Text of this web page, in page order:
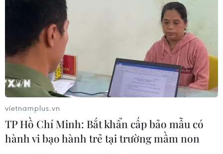
Các bước điều tra nhằm tìm ra nguyên nhân vụ hỏa
hoạn tại Nhà thờ Đức Bà Paris sẽ phải kéo dài vài tuần,
thậm chí vài tháng và nghi ngờ vẫn đang hướng về
công trường tôn tạo phần mái Nhà thờ.
vietnamplus.vn
TP Hồ Chí Minh: Bắt khẩn cấp bảo mẫu có
hành vi bạo hành trẻ tại trường mầm non